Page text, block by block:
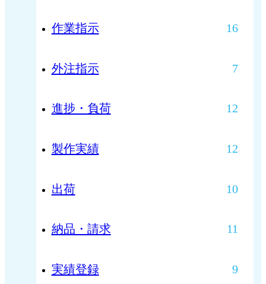
作業指示 16
外注指示 7
進捗・負荷 12
製作実績 12
出荷 10
納品・請求 11
実績登録 9